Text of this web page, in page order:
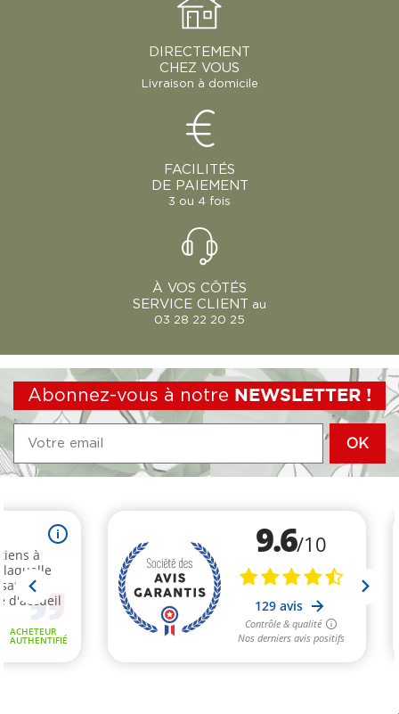
DIRECTEMENT
CHEZ VOUS
Livraison à domicile
FACILITÉS
DE PAIEMENT
3 ou 4 fois
À VOS CÔTÉS
SERVICE CLIENT
au
03 28 22 20 25
Abonnez-vous à notre NEWSLETTER !